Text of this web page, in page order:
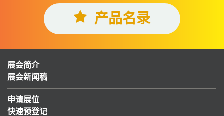
产品名录
展会简介
展会新闻稿
申请展位
快速预登记